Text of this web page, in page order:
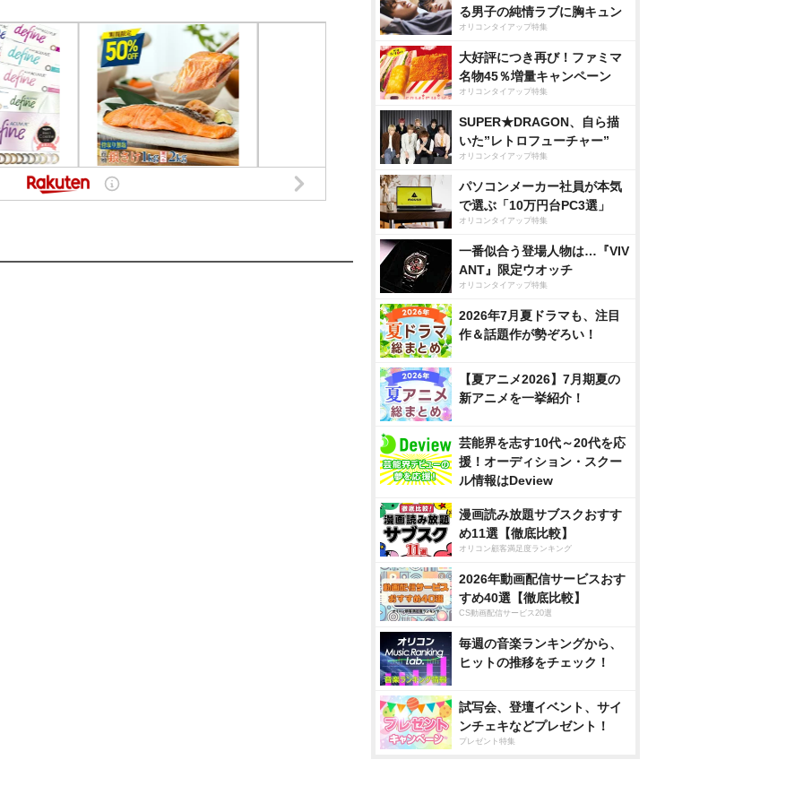
る男子の純情ラブに胸キュン
オリコンタイアップ特集
大好評につき再び！ファミマ
名物45％増量キャンペーン
オリコンタイアップ特集
SUPER★DRAGON、自ら描
いた”レトロフューチャー”
オリコンタイアップ特集
パソコンメーカー社員が本気
で選ぶ「10万円台PC3選」
オリコンタイアップ特集
一番似合う登場人物は…『VIV
ANT』限定ウオッチ
オリコンタイアップ特集
2026年7月夏ドラマも、注目
作＆話題作が勢ぞろい！
【夏アニメ2026】7月期夏の
新アニメを一挙紹介！
芸能界を志す10代～20代を応
援！オーディション・スクー
ル情報はDeview
漫画読み放題サブスクおすす
め11選【徹底比較】
オリコン顧客満足度ランキング
2026年動画配信サービスおす
すめ40選【徹底比較】
CS動画配信サービス20選
毎週の音楽ランキングから、
ヒットの推移をチェック！
試写会、登壇イベント、サイ
ンチェキなどプレゼント！
プレゼント特集